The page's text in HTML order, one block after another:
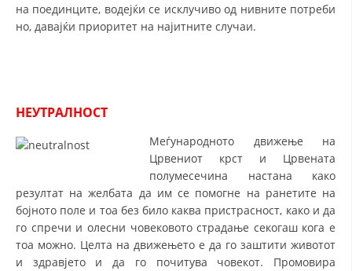
СТАТУТ НА ЦКРМ
РАКОВОДЕН ОДБОР
СОБРАНИЕ
СТРУКТУРА И ОРГАНИЗАЦИОНА ПОСТАВЕНОСТ
ДИСЕМИНАЦИЈА
на поединците, водејќи се исклучиво од нивните потреби
но, давајќи приоритет на најитните случаи.
НЕУТРАЛНОСТ
Меѓународното движење на
Црвениот крст и Црвената
полумесечина настана како
резултат на желбата да им се помогне на ранетите на
бојното поле и тоа без било каква пристрасност, како и да
го спречи и олесни човековото страдање секогаш кога е
тоа можно. Целта на движењето е да го заштити животот
и здравјето и да го почитува човекот. Промовира